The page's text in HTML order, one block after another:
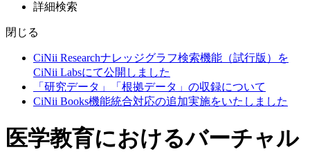
詳細検索
閉じる
CiNii Researchナレッジグラフ検索機能（試行版）を
CiNii Labsにて公開しました
「研究データ」「根拠データ」の収録について
CiNii Books機能統合対応の追加実施をいたしました
医学教育におけるバーチャル